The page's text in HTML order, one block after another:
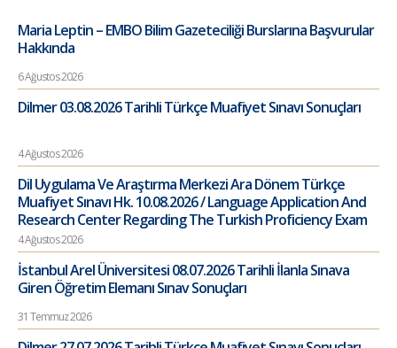
Maria Leptin – EMBO Bilim Gazeteciliği Burslarına Başvurular
Hakkında
6 Ağustos 2026
Dilmer 03.08.2026 Tarihli Türkçe Muafiyet Sınavı Sonuçları
4 Ağustos 2026
Dil Uygulama Ve Araştırma Merkezi Ara Dönem Türkçe
Muafiyet Sınavı Hk. 10.08.2026 / Language Application And
Research Center Regarding The Turkish Proficiency Exam
4 Ağustos 2026
İstanbul Arel Üniversitesi 08.07.2026 Tarihli İlanla Sınava
Giren Öğretim Elemanı Sınav Sonuçları
31 Temmuz 2026